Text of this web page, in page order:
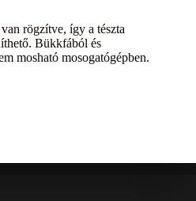
rögzítve, így a tészta
Bükkfából és
mosható mosogatógépben.